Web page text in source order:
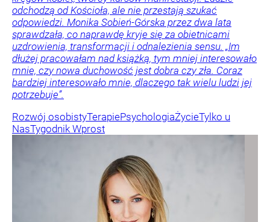
odchodzą od Kościoła, ale nie przestają szukać
odpowiedzi. Monika Sobień-Górska przez dwa lata
sprawdzała, co naprawdę kryje się za obietnicami
uzdrowienia, transformacji i odnalezienia sensu. „Im
dłużej pracowałam nad książką, tym mniej interesowało
mnie, czy nowa duchowość jest dobra czy zła. Coraz
bardziej interesowało mnie, dlaczego tak wielu ludzi jej
potrzebuje”.
Rozwój osobistyTerapiePsychologiaŻycieTylko u
NasTygodnik Wprost